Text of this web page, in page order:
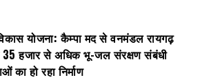
योजना: कैम्पा मद से वनमंडल रायगढ़
35 हजार से अधिक भू-जल संरक्षण संबंधी
का हो रहा निर्माण